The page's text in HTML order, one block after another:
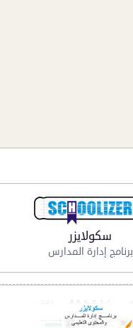
سكولايزر
برنامج إدارة المدارس